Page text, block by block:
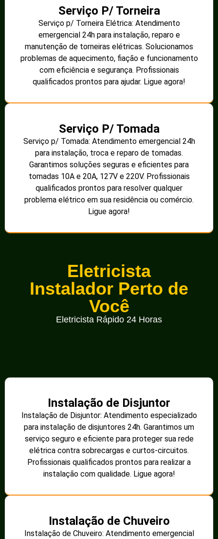
Serviço P/ Torneira
Serviço p/ Torneira Elétrica: Atendimento
emergencial 24h para instalação, reparo e
manutenção de torneiras elétricas. Solucionamos
problemas de aquecimento, fiação e funcionamento
com eficiência e segurança. Profissionais
qualificados prontos para ajudar. Ligue agora!
Serviço P/ Tomada
Serviço p/ Tomada: Atendimento emergencial 24h
para instalação, troca e reparo de tomadas.
Garantimos soluções seguras e eficientes para
tomadas 10A e 20A, 127V e 220V. Profissionais
qualificados prontos para resolver qualquer
problema elétrico em sua residência ou comércio.
Ligue agora!
Eletricista
Instalador Perto de
Você
Eletricista Rápido 24 Horas
Instalação de Disjuntor
Instalação de Disjuntor: Atendimento especializado
para instalação de disjuntores 24h. Garantimos um
serviço seguro e eficiente para proteger sua rede
elétrica contra sobrecargas e curtos-circuitos.
Profissionais qualificados prontos para realizar a
instalação com qualidade. Ligue agora!
Instalação de Chuveiro
Instalação de Chuveiro: Atendimento emergencial